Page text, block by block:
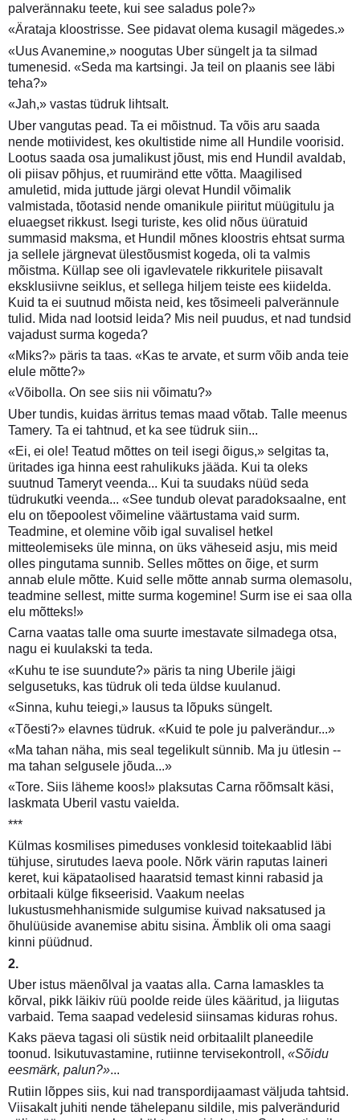
palverännaku teete, kui see saladus pole?»
«Ärataja kloostrisse. See pidavat olema kusagil mägedes.»
«Uus Avanemine,» noogutas Uber süngelt ja ta silmad
tumenesid. «Seda ma kartsingi. Ja teil on plaanis see läbi
teha?»
«Jah,» vastas tüdruk lihtsalt.
Uber vangutas pead. Ta ei mõistnud. Ta võis aru saada
nende motiividest, kes okultistide nime all Hundile voorisid.
Lootus saada osa jumalikust jõust, mis end Hundil avaldab,
oli piisav põhjus, et ruumiränd ette võtta. Maagilised
amuletid, mida juttude järgi olevat Hundil võimalik
valmistada, tõotasid nende omanikule piiritut müügitulu ja
eluaegset rikkust. Isegi turiste, kes olid nõus üüratuid
summasid maksma, et Hundil mõnes kloostris ehtsat surma
ja sellele järgnevat ülestõusmist kogeda, oli ta valmis
mõistma. Küllap see oli igavlevatele rikkuritele piisavalt
eksklusiivne seiklus, et sellega hiljem teiste ees kiidelda.
Kuid ta ei suutnud mõista neid, kes tõsimeeli palverännule
tulid. Mida nad lootsid leida? Mis neil puudus, et nad tundsid
vajadust surma kogeda?
«Miks?» päris ta taas. «Kas te arvate, et surm võib anda teie
elule mõtte?»
«Võibolla. On see siis nii võimatu?»
Uber tundis, kuidas ärritus temas maad võtab. Talle meenus
Tamery. Ta ei tahtnud, et ka see tüdruk siin...
«Ei, ei ole! Teatud mõttes on teil isegi õigus,» selgitas ta,
üritades iga hinna eest rahulikuks jääda. Kui ta oleks
suutnud Tameryt veenda... Kui ta suudaks nüüd seda
tüdrukutki veenda... «See tundub olevat paradoksaalne, ent
elu on tõepoolest võimeline väärtustama vaid surm.
Teadmine, et olemine võib igal suvalisel hetkel
mitteolemiseks üle minna, on üks väheseid asju, mis meid
olles pingutama sunnib. Selles mõttes on õige, et surm
annab elule mõtte. Kuid selle mõtte annab surma olemasolu,
teadmine sellest, mitte surma kogemine! Surm ise ei saa olla
elu mõtteks!»
Carna vaatas talle oma suurte imestavate silmadega otsa,
nagu ei kuulakski ta teda.
«Kuhu te ise suundute?» päris ta ning Uberile jäigi
selgusetuks, kas tüdruk oli teda üldse kuulanud.
«Sinna, kuhu teiegi,» lausus ta lõpuks süngelt.
«Tõesti?» elavnes tüdruk. «Kuid te pole ju palverändur...»
«Ma tahan näha, mis seal tegelikult sünnib. Ma ju ütlesin --
ma tahan selgusele jõuda...»
«Tore. Siis läheme koos!» plaksutas Carna rõõmsalt käsi,
laskmata Uberil vastu vaielda.
***
Külmas kosmilises pimeduses vonklesid toitekaablid läbi
tühjuse, sirutudes laeva poole. Nõrk värin raputas laineri
keret, kui käpataolised haaratsid temast kinni rabasid ja
orbitaali külge fikseerisid. Vaakum neelas
lukustusmehhanismide sulgumise kuivad naksatused ja
õhulüüside avanemise abitu sisina. Ämblik oli oma saagi
kinni püüdnud.
2.
Uber istus mäenõlval ja vaatas alla. Carna lamaskles ta
kõrval, pikk läikiv rüü poolde reide üles kääritud, ja liigutas
varbaid. Tema saapad vedelesid siinsamas kiduras rohus.
Kaks päeva tagasi oli süstik neid orbitaalilt planeedile
toonud. Isikutuvastamine, rutiinne tervisekontroll, «Sõidu
eesmärk, palun?»...
Rutiin lõppes siis, kui nad transpordijaamast väljuda tahtsid.
Viisakalt juhiti nende tähelepanu sildile, mis palverändurid